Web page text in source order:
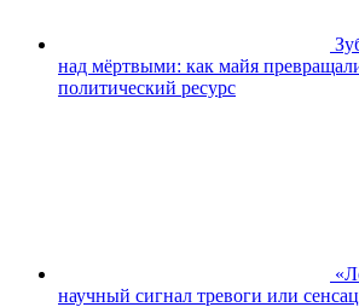
над мёртвыми: как майя
политический ресурс
научный сигнал тревоги или